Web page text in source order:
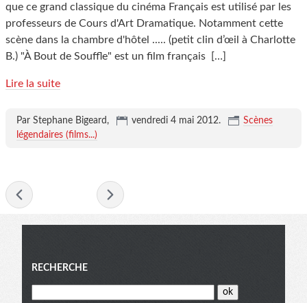
que ce grand classique du cinéma Français est utilisé par les
professeurs de Cours d'Art Dramatique. Notamment cette
scène dans la chambre d'hôtel ..... (petit clin d’œil à Charlotte
B.) "À Bout de Souffle" est un film français
[…]
Lire la suite
Par Stephane Bigeard, vendredi 4 mai 2012.
Scènes
légendaires (films...)
Menu
RECHERCHE